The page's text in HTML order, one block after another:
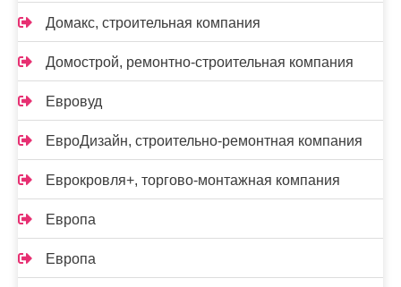
Домакс, строительная компания
Домострой, ремонтно-строительная компания
Евровуд
ЕвроДизайн, строительно-ремонтная компания
Еврокровля+, торгово-монтажная компания
Европа
Европа